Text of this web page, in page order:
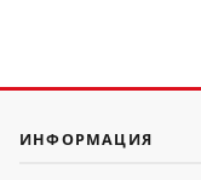
ИНФОРМАЦИЯ